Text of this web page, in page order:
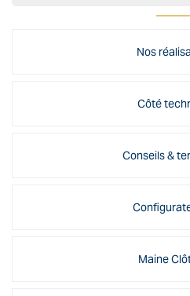
Nos
Côté
Conseils &
Maine